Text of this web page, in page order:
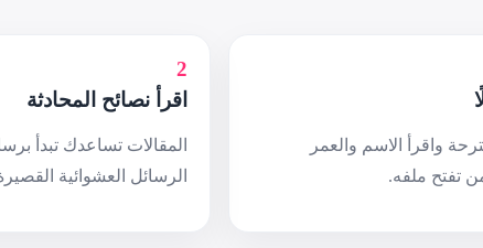
واقرأ الاسم والعمر
تفتح ملفه.
2
اقرأ نصائح المحادثة
المقالات تساعدك تبدأ
الرسائل العشوائية